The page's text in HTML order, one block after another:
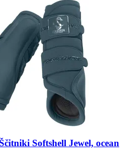
Ščitniki Softshell Jewel, ocean